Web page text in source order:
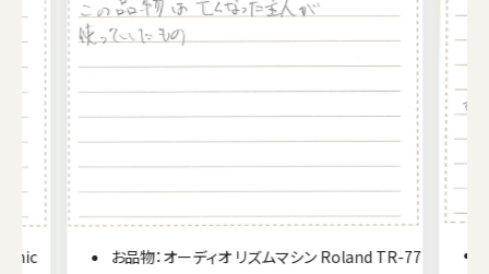
お品物：オーディオ リズムマシン Roland TR-77